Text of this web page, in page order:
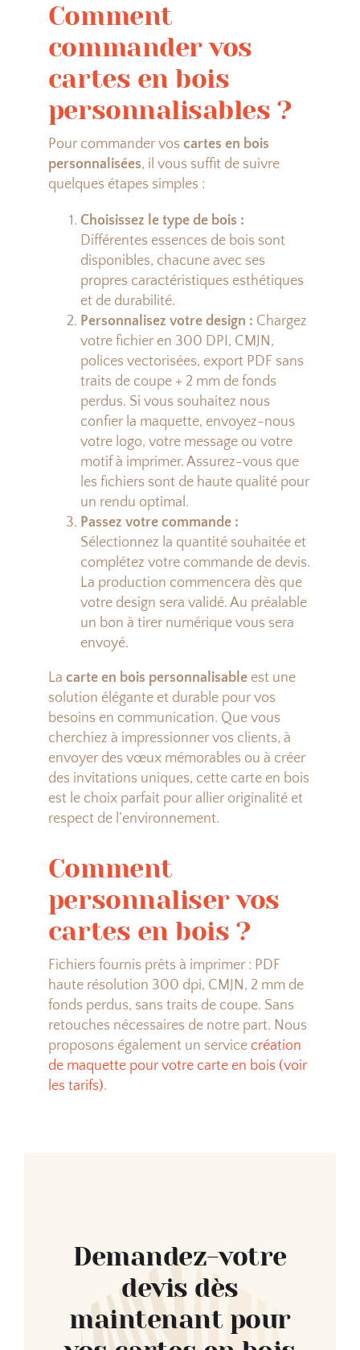
Comment
commander vos
cartes en bois
personnalisables ?
Pour commander vos cartes en bois
personnalisées, il vous suffit de suivre
quelques étapes simples :
Choisissez le type de bois :
Différentes essences de bois sont
disponibles, chacune avec ses
propres caractéristiques esthétiques
et de durabilité.
Personnalisez votre design : Chargez
votre fichier en 300 DPI, CMJN,
polices vectorisées, export PDF sans
traits de coupe + 2 mm de fonds
perdus. Si vous souhaitez nous
confier la maquette, envoyez-nous
votre logo, votre message ou votre
motif à imprimer. Assurez-vous que
les fichiers sont de haute qualité pour
un rendu optimal.
Passez votre commande :
Sélectionnez la quantité souhaitée et
complétez votre commande de devis.
La production commencera dès que
votre design sera validé. Au préalable
un bon à tirer numérique vous sera
envoyé.
La carte en bois personnalisableest une
solution élégante et durable pour vos
besoins en communication. Que vous
cherchiez à impressionner vos clients, à
envoyer des vœux mémorables ou à créer
des invitations uniques, cette carte en bois
est le choix parfait pour allier originalité et
respect de l’environnement.
Comment
personnaliser vos
cartes en bois ?
Fichiers fournis prêts à imprimer : PDF
haute résolution 300 dpi, CMJN, 2 mm de
fonds perdus, sans traits de coupe. Sans
retouches nécessaires de notre part. Nous
proposons également un service création
de maquette pour votre carte en bois (voir
les tarifs).
Demandez-votre
devis dès
maintenant pour